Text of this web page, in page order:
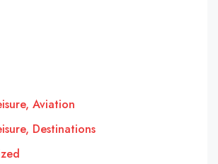
Aviation
Destinations